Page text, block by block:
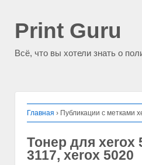
Print Guru
Всё, что вы хотели знать о
Главная › Публикации с метками
Тонер для xerox
3117, xerox 5020